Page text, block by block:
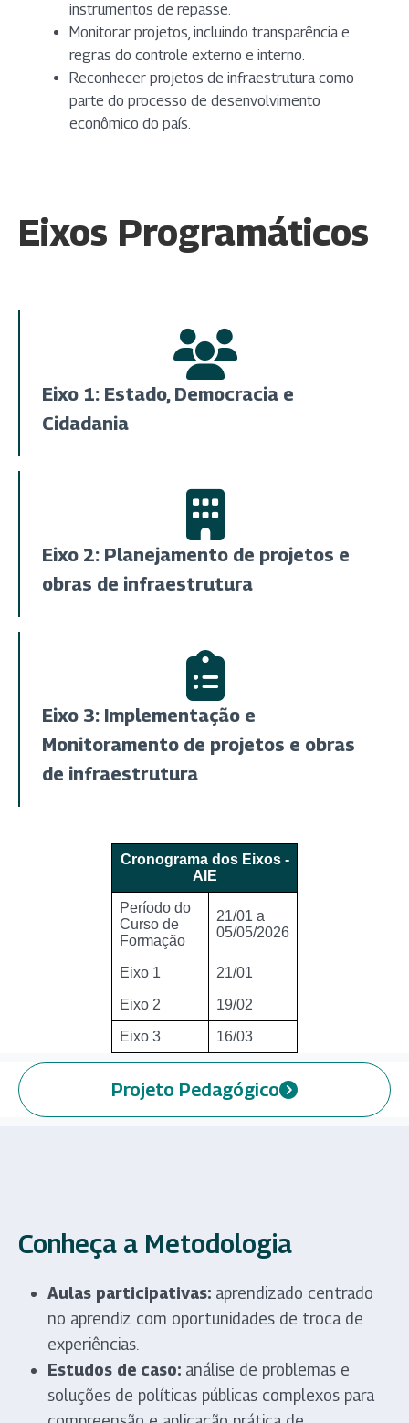
instrumentos de repasse.
Monitorar projetos, incluindo transparência e
regras do controle externo e interno.
Reconhecer projetos de infraestrutura como
parte do processo de desenvolvimento
econômico do país.
Eixos Programáticos
Eixo 1: Estado, Democracia e
Cidadania
Eixo 2: Planejamento de projetos e
obras de infraestrutura
Eixo 3: Implementação e
Monitoramento de projetos e obras
de infraestrutura
Cronograma dos Eixos -
AIE
Período do
Curso de
Formação
21/01 a
05/05/2026
Eixo 1 21/01
Eixo 2 19/02
Eixo 3 16/03
Projeto Pedagógico
Conheça a Metodologia
Aulas participativas: aprendizado centrado
no aprendiz com oportunidades de troca de
experiências.
Estudos de caso: análise de problemas e
soluções de políticas públicas complexos para